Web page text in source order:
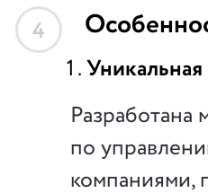
4
Уникальная
Разработана
по
компаниями,